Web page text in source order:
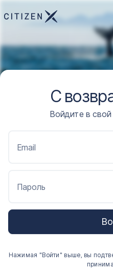
С
Войдите в свой
Email
Пароль
Нажимая "Войти" выше, вы